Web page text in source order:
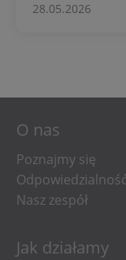
28.05.2026
O nas
Poznajmy się
Nasz zespół
Jak działamy